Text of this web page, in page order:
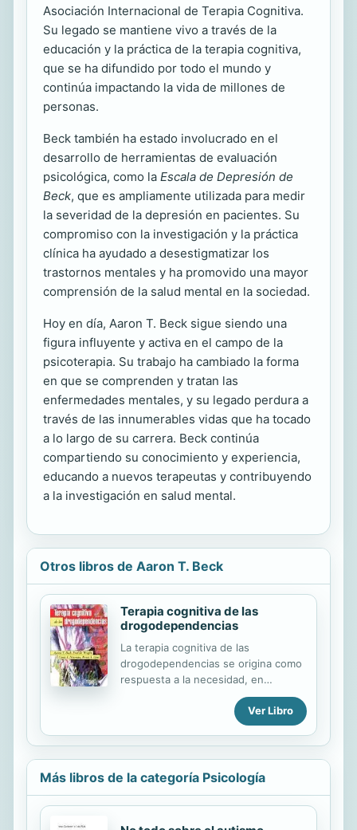
Asociación Internacional de Terapia Cognitiva.
Su legado se mantiene vivo a través de la
educación y la práctica de la terapia cognitiva,
que se ha difundido por todo el mundo y
continúa impactando la vida de millones de
personas.
Beck también ha estado involucrado en el
desarrollo de herramientas de evaluación
psicológica, como la Escala de Depresión de
Beck, que es ampliamente utilizada para medir
la severidad de la depresión en pacientes. Su
compromiso con la investigación y la práctica
clínica ha ayudado a desestigmatizar los
trastornos mentales y ha promovido una mayor
comprensión de la salud mental en la sociedad.
Hoy en día, Aaron T. Beck sigue siendo una
figura influyente y activa en el campo de la
psicoterapia. Su trabajo ha cambiado la forma
en que se comprenden y tratan las
enfermedades mentales, y su legado perdura a
través de las innumerables vidas que ha tocado
a lo largo de su carrera. Beck continúa
compartiendo su conocimiento y experiencia,
educando a nuevos terapeutas y contribuyendo
a la investigación en salud mental.
Otros libros de Aaron T. Beck
Terapia cognitiva de las
drogodependencias
La terapia cognitiva de las
drogodependencias se origina como
respuesta a la necesidad, en
continuo desarrollo, de formular y
experimentar tratamientos rentables
y beneficiosos para los trastornos
por abuso de sustancias. Este libro
representa un avance muy
importante para lograr este objetivo,
de tratamiento psicologico muy
documentado y de eficacia probada.
Ver Libro
Más libros de la categoría Psicología